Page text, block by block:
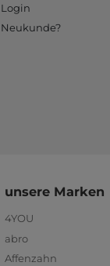
Login
Neukunde?
unsere Marken
4YOU
abro
Affenzahn